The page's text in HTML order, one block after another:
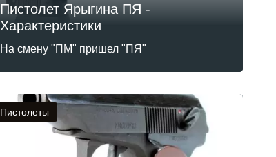
Пистолет Ярыгина ПЯ -
Характеристики
На смену "ПМ" пришел "ПЯ"
Пистолеты